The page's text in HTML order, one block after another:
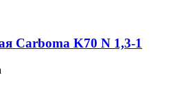
Carboma K70 N 1,3-1